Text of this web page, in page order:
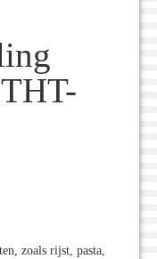
zoals rijst, pasta,